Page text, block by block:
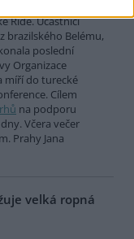
Ride. Účastníci
brazilského Belému,
poslední
Organizace
míří do turecké
Cílem
na podporu
Včera večer
Prahy Jana
velká ropná